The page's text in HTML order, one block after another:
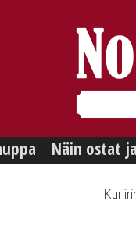
Näin ostat